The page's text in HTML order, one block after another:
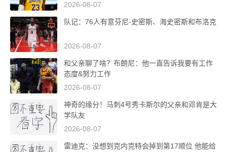
2026-08-07
队记：76人有意芬尼-史密斯、海史密斯和布洛克
2026-08-07
和父亲聊了啥？布朗尼：他一直告诉我要有工作
态度&努力工作
2026-08-07
神奇的缘分！马刺4号秀卡斯尔的父亲和邓肯是大
学队友
2026-08-07
雷迪克：没想到克内克特会掉到第17顺位 他能给